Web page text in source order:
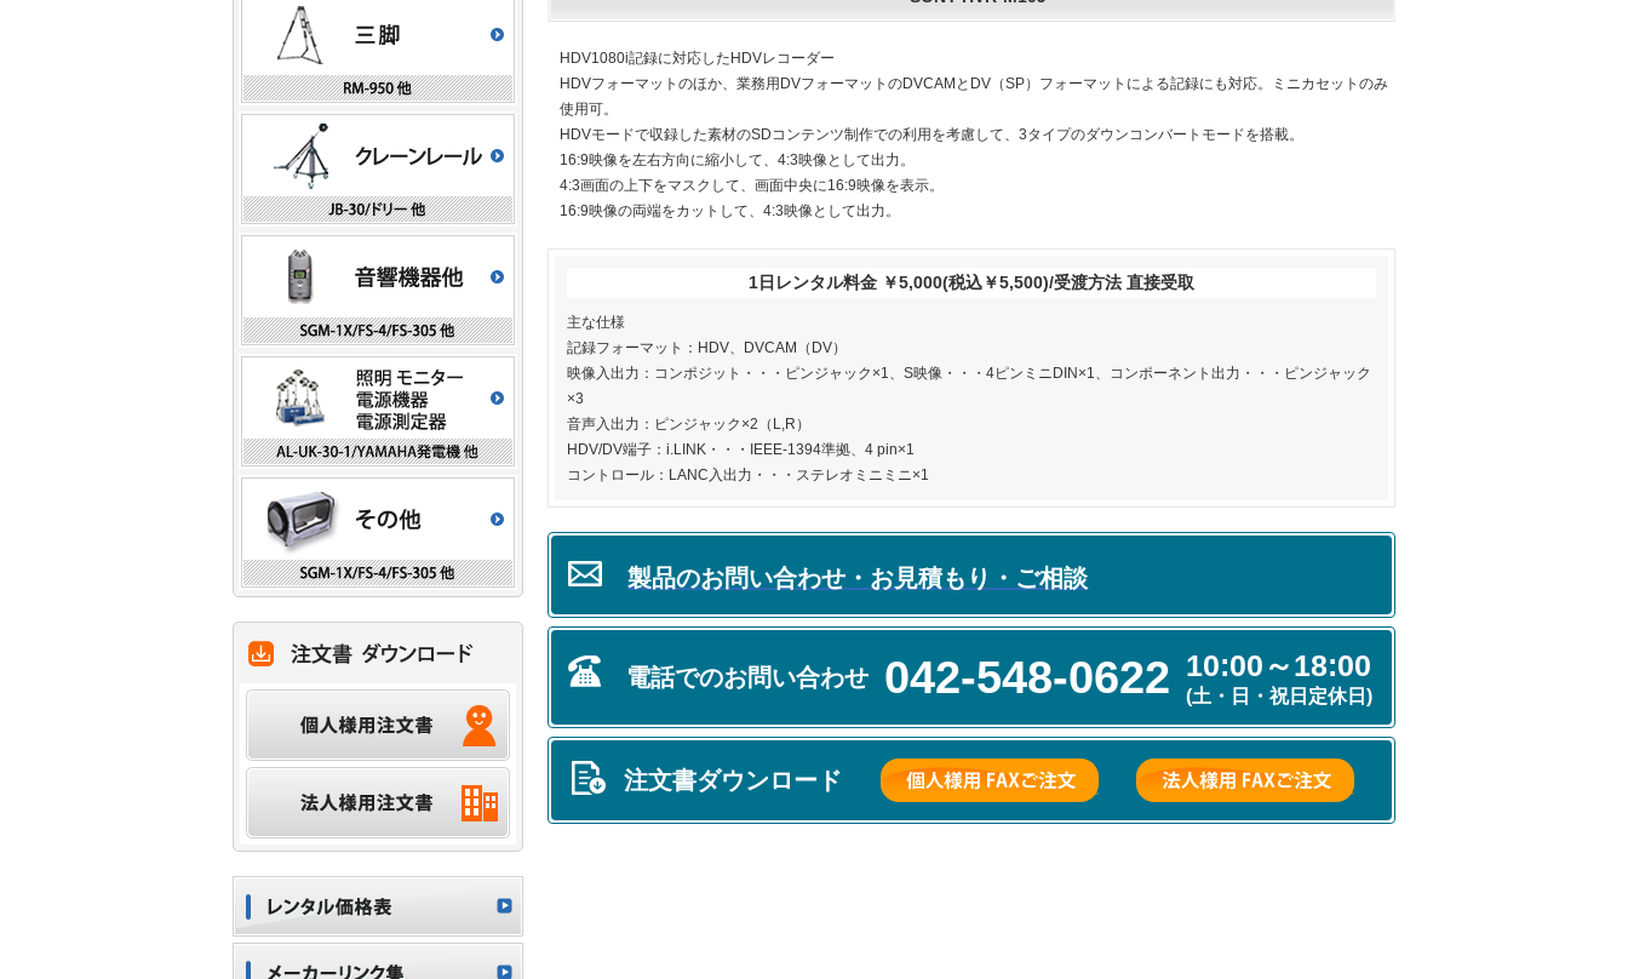
HDV1080i記録に対応したHDVレコーダー
HDVフォーマットのほか、業務用DVフォーマットのDVCAMとDV（SP）フォーマットによる記録にも対応。ミニカセットのみ
使用可。
HDVモードで収録した素材のSDコンテンツ制作での利用を考慮して、3タイプのダウンコンバートモードを搭載。
16:9映像を左右方向に縮小して、4:3映像として出力。
4:3画面の上下をマスクして、画面中央に16:9映像を表示。
16:9映像の両端をカットして、4:3映像として出力。
1日レンタル料金 ￥5,000(税込￥5,500)/受渡方法 直接受取
主な仕様
記録フォーマット：HDV、DVCAM（DV）
映像入出力：コンポジット・・・ピンジャック×1、S映像・・・4ピンミニDIN×1、コンポーネント出力・・・ピンジャック
×3
音声入出力：ピンジャック×2（L,R）
HDV/DV端子：i.LINK・・・IEEE-1394準拠、4 pin×1
コントロール：LANC入出力・・・ステレオミニミニ×1
製品のお問い合わせ ・ お見積もり・ご相談
電話でのお問い合わせ 042-548-0622 10:00～18:00
(土・日・祝日定休日)
注文書ダウンロード